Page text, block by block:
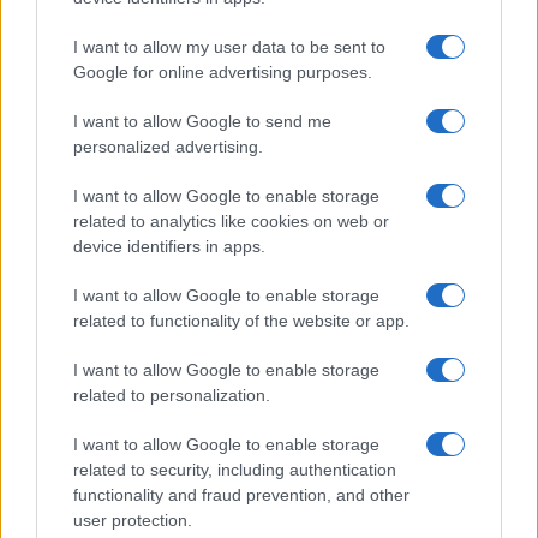
I want to allow my user data to be sent to
Google for online advertising purposes.
I want to allow Google to send me
personalized advertising.
I want to allow Google to enable storage
related to analytics like cookies on web or
device identifiers in apps.
I want to allow Google to enable storage
related to functionality of the website or app.
I want to allow Google to enable storage
related to personalization.
I want to allow Google to enable storage
related to security, including authentication
functionality and fraud prevention, and other
user protection.
I primi anni di utilizzo deltaserhanno dimostrato
la sua assoluta indispensabilitá, che ci impone di
dotarne presto ogni unità impiegata in servizio